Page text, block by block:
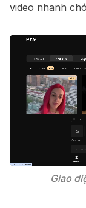
video nhanh
Giao